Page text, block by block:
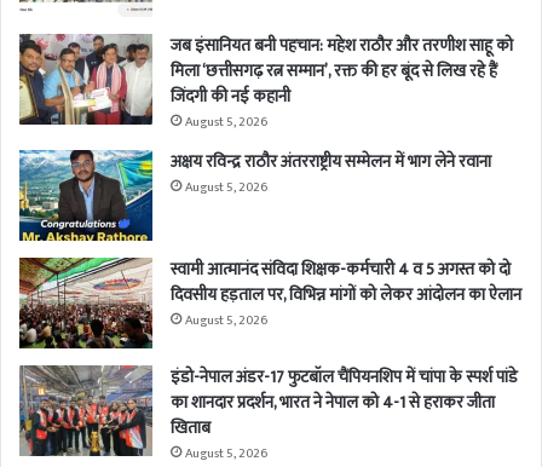
जब इंसानियत बनी पहचान: महेश राठौर और तरणीश साहू को
मिला ‘छत्तीसगढ़ रत्न सम्मान’, रक्त की हर बूंद से लिख रहे हैं
जिंदगी की नई कहानी
August 5, 2026
अक्षय रविन्द्र राठौर अंतरराष्ट्रीय सम्मेलन में भाग लेने रवाना
August 5, 2026
स्वामी आत्मानंद संविदा शिक्षक-कर्मचारी 4 व 5 अगस्त को दो
दिवसीय हड़ताल पर, विभिन्न मांगों को लेकर आंदोलन का ऐलान
August 5, 2026
इंडो-नेपाल अंडर-17 फुटबॉल चैंपियनशिप में चांपा के स्पर्श पांडे
का शानदार प्रदर्शन, भारत ने नेपाल को 4-1 से हराकर जीता
खिताब
August 5, 2026